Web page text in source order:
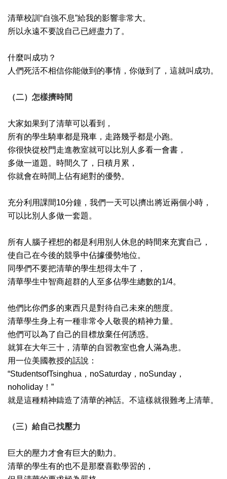
清華校訓“自強不息”給我的影響非常大。
所以永遠不要說自己已經盡力了。
什麼叫成功？
人們死活不相信你能做到的事情，你做到了，這就叫成功。
（二）怎樣擠時間
大家如果到了清華可以看到，
所有的學生騎車都是飛車，走路幾乎都是小跑。
你很快從校門走進教室就可以比別人多看一會書，
多做一道題。時間久了，日積月累，
你就會在時間上佔有絕對的優勢。
充分利用課間10分鐘，我們一天可以擠出將近兩個小時，
可以比別人多做一套題。
所有人腦子裡想的都是利用別人休息的時間來充實自己，
使自己在今後的競爭中佔據優勢地位。
同學們不要​​把清華的學生想得太牛了，
清華學生中智商超群的人至多佔學生總數的1/4。
他們比你們多的東西只是對待自己未來的態度。
清華學生身上有一種非常令人敬畏的精神力量。
他們可以為了自己的目標放棄任何誘惑。
就算在大年三十，清華的自習教室也會人滿為患。
用一位美國教授的話說：
“StudentsofTsinghua，noSaturday，noSunday，
noholiday！”
就是這種精神鑄造了清華的神話。不這樣就很難考上清華。
（三）給自己找壓力
巨大的壓力才會有巨大的動力。
清華的學生有的也不是那麼喜歡學習的，